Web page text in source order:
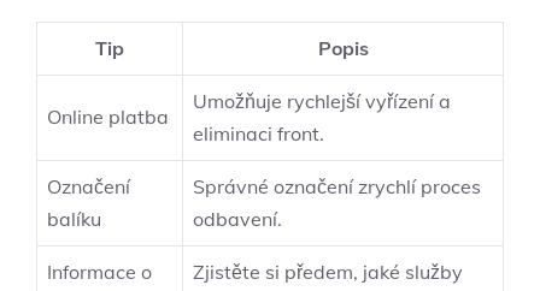
Tip Popis
Online platba
Umožňuje rychlejší vyřízení a
eliminaci front.
Označení
balíku
Správné označení zrychlí proces
odbavení.
Informace o
Zjistěte si předem, jaké služby